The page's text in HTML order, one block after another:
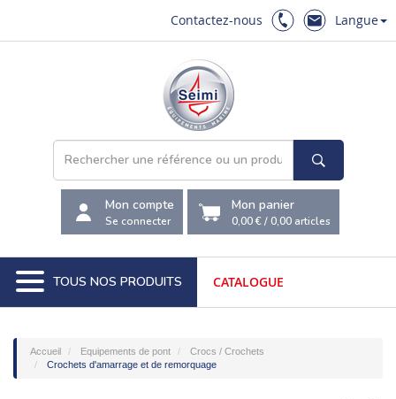
Contactez-nous Langue
Mon compte
Se connecter
Mon panier
0,00 €/0,00 articles
TOUS NOS PRODUITS CATALOGUE
Accueil Equipements de pont
Crocs / Crochets
Crochets d'amarrage et de remorquage